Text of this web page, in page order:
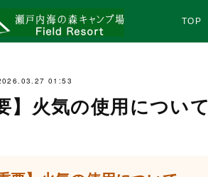
TOP
01:53
】火気の使用について